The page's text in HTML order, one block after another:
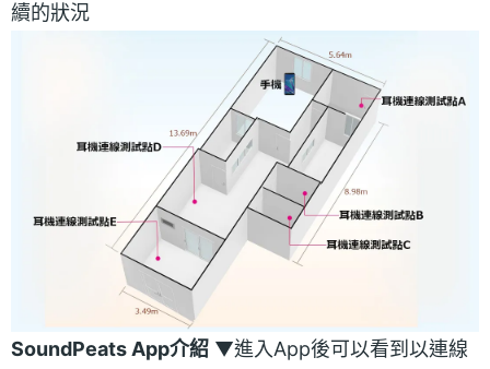
續的狀況
SoundPeats App介紹 ▼進入App後可以看到以連線